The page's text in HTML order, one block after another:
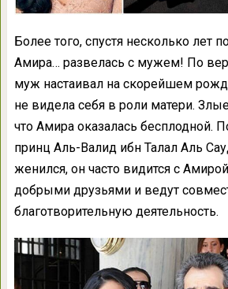
Более того, спустя несколько лет
Амира… развелась с мужем! По
муж настаивал на скорейшем
не видела себя в роли матери.
что Амира оказалась бесплодной.
принц Аль-Валид ибн Талал Аль
женился, он часто видится с
добрыми друзьями и ведут
благотворительную деятельность.